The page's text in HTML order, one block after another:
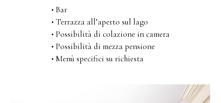
• Bar
• Terrazza all’aperto sul lago
• Possibilità di colazione in camera
• Possibilità di mezza pensione
• Menù specifici su richiesta